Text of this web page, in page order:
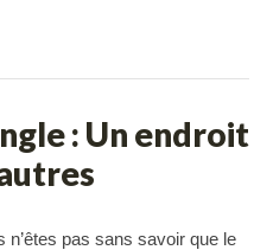
: Un endroit
n’êtes pas sans savoir que le